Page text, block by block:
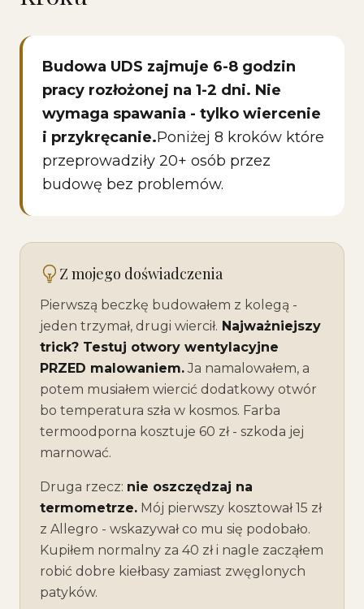
Budowa UDS zajmuje 6-8 godzin
pracy rozłożonej na 1-2 dni. Nie
wymaga spawania - tylko wiercenie
i przykręcanie.Poniżej 8 kroków które
przeprowadziły 20+ osób przez
budowę bez problemów.
Z mojego doświadczenia
Pierwszą beczkę budowałem z kolegą -
jeden trzymał, drugi wiercił. Najważniejszy
trick? Testuj otwory wentylacyjne
PRZED malowaniem. Ja namalowałem, a
potem musiałem wiercić dodatkowy otwór
bo temperatura szła w kosmos. Farba
termoodporna kosztuje 60 zł - szkoda jej
marnować.
Druga rzecz: nie oszczędzaj na
termometrze. Mój pierwszy kosztował 15 zł
z Allegro - wskazywał co mu się podobało.
Kupiłem normalny za 40 zł i nagle zacząłem
robić dobre kiełbasy zamiast zwęglonych
patyków.